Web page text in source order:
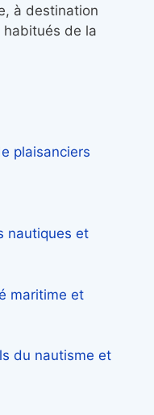
à destination
de la
plaisanciers
nautiques et
maritime et
du nautisme et